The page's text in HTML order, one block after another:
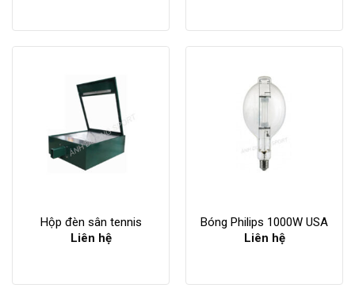
Hộp đèn sân tennis
Liên hệ
Bóng Philips 1000W USA
Liên hệ